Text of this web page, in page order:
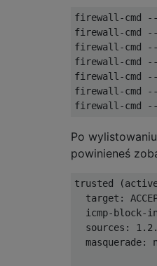
firewall-cmd --
firewall-cmd --
firewall-cmd --
firewall-cmd
firewall-cmd --
firewall-cmd
Po
powinieneś
trusted
target:
icmp-block-
sources:
masquerade: